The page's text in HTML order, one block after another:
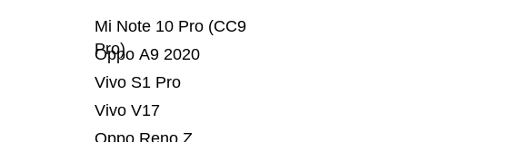
Oppo Reno Z
Vivo V17
Vivo S1 Pro
Oppo A9 2020
Mi Note 10 Pro (CC9
Pro)